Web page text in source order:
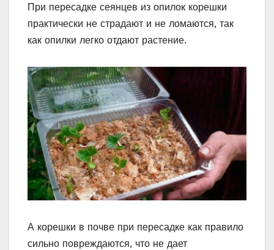
При пересадке сеянцев из опилок корешки
практически не страдают и не ломаются, так
как опилки легко отдают растение.
А корешки в почве при пересадке как правило
сильно повреждаются, что не дает